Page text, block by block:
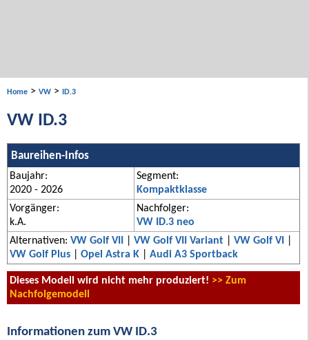
Home > VW > ID.3
VW ID.3
Baureihen-Infos
Baujahr:
2020 - 2026
Segment:
Kompaktklasse
Vorgänger:
k.A.
Nachfolger:
VW ID.3 neo
Alternativen: VW Golf VII VW Golf VII Variant VW Golf VI
VW Golf Plus
Opel Astra K Audi A3 Sportback
Dieses Modell wird nicht mehr produziert! >> Zum
Nachfolgemodell
Informationen zum VW ID.3